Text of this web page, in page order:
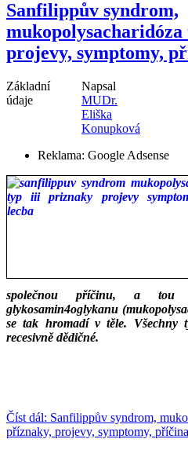
Sanfilippův syndrom,
projevy, symptomy,
Základní
údaje
Napsal
MUDr.
Eliška
Konupková
Reklama: Google Adsense
společnou příčinu, a tou
glykosamin4oglykanu
se tak hromadí v těle. Všechny
recesivně dědičné.
Číst dál: Sanfilippův syndrom,
příznaky, projevy, symptomy,